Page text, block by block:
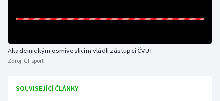
Moderní pětiboj
Motorsport
Olympijské hry
Parasport
Akademickým osmiveslicím vládli zástupci ČVUT
Zdroj: ČT sport
SOUVISEJÍCÍ ČLÁNKY